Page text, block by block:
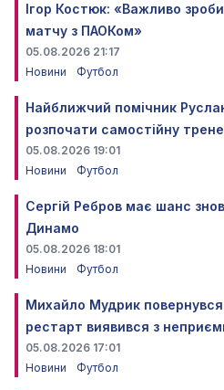
Ігор Костюк: «Важливо
матчу з ПАОКом»
05.08.2026 21:17
Новини
Футбол
Найближчий помічник
розпочати самостійну
05.08.2026 19:01
Новини
Футбол
Сергій Ребров має шанс
Динамо
05.08.2026 18:01
Новини
Футбол
Михайло Мудрик повернувся
рестарт виявився з
05.08.2026 17:01
Новини
Футбол